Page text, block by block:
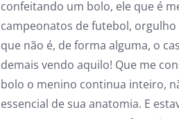
confeitando um bolo, ele que é
campeonatos de futebol,
que não é, de forma alguma, o
demais vendo aquilo! Que me
bolo o menino continua inteiro,
essencial de sua anatomia. E